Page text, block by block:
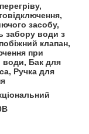
засобу,
забору води з
клапан,
при
води, Бак для
Ручка для